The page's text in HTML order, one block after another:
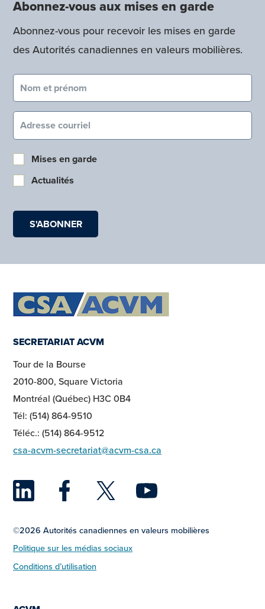
Abonnez-vous aux mises en garde
Abonnez-vous pour recevoir les mises en garde
des Autorités canadiennes en valeurs mobilières.
Nom et prénom (obligatoire)
Courriel (obligatoire)
Mises en garde
Actualités
SECRETARIAT ACVM
Tour de la Bourse
2010-800, Square Victoria
Montréal (Québec) H3C 0B4
Tél: (514) 864-9510
Téléc.: (514) 864-9512
csa-acvm-secretariat@acvm-csa.ca
LinkedIn
Facebook
Twitter
©2026 Autorités canadiennes en valeurs mobilières
Politique sur les médias sociaux
Conditions d’utilisation